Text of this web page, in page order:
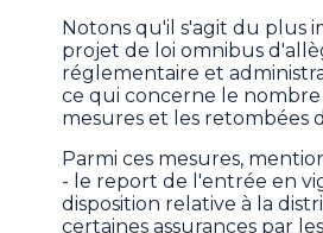
Notons qu'il s'agit du plus
projet de loi omnibus
réglementaire et
ce qui concerne le
mesures et les retombées
Parmi ces mesures,
- le report de l'entrée en
disposition relative à la
certaines assurances par les